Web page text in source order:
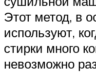
Этот метод, в
используют,
стирки много
невозможно